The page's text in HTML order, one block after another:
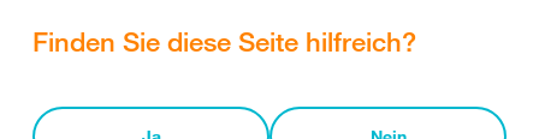
Finden Sie diese Seite hilfreich?